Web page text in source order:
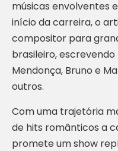
músicas envolventes
início da carreira, o
compositor para
brasileiro,
Mendonça, Bruno e
outros.
Com uma trajetória
de hits românticos a
promete um show